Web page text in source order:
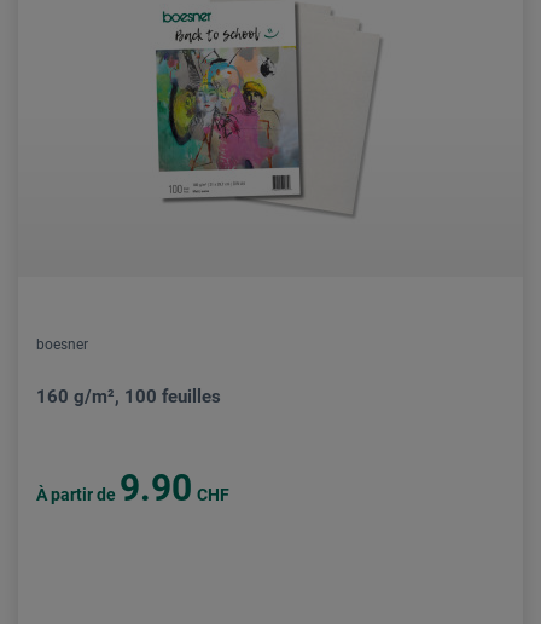
boesner
160 g/m², 100 feuilles
À partir de 9.90 CHF